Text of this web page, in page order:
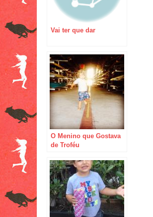
Vai ter que dar
O Menino que Gostava
de Troféu